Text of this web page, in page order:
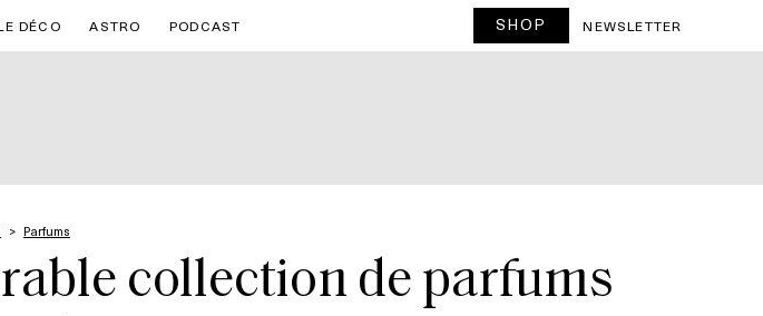
DÉCO ASTRO PODCAST SHOP NEWSLETTER
Parfums
collection de parfums